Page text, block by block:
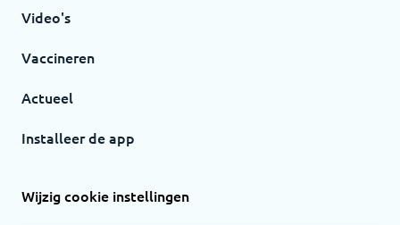
Video's
Vaccineren
Actueel
Installeer de app
Wijzig cookie instellingen